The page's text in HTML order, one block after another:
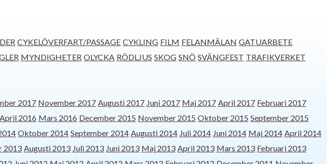
CYKELÖVERFART/PASSAGE CYKLING FILM FELANMÄLAN GATUARBETE
MYNDIGHETER OLYCKA RÖDLJUS SKOG SNÖ SVÄNGFEST TRAFIKVERKET
2017 November 2017 Augusti 2017 Juni 2017 Maj 2017 April 2017 Februari 2017
April 2016 Mars 2016 December 2015 November 2015 Oktober 2015 September 2015
Oktober 2014 September 2014 Augusti 2014 Juli 2014 Juni 2014 Maj 2014 April 2014
2013 Augusti 2013 Juli 2013 Juni 2013 Maj 2013 April 2013 Mars 2013 Februari 2013